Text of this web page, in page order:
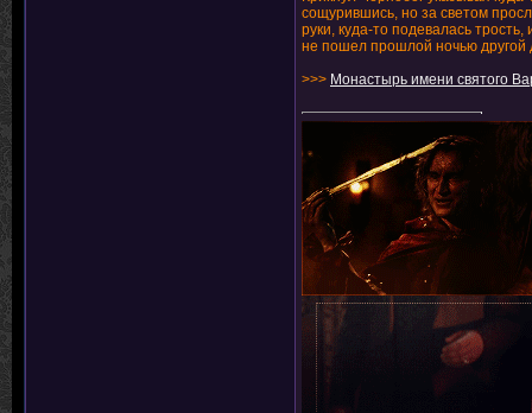
сощурившись, но за светом
руки, куда-то подевалась
не пошел прошлой ночью другой
>>> Монастырь имени святого